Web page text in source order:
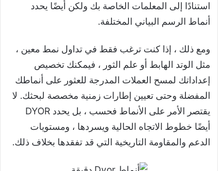
استنادًا إلى المعلمات الخاصة بك ولكن أيضًا يحدد
أنماط الرسم البياني المختلفة.
ومع ذلك ، إذا كنت ترغب فقط في تداول نمط معين ،
مثل الوتد الهابط أو علم الثور ، فيمكنك تخصيص
إعداداتك لمسح العملات المدرجة للعثور على أنماطك
المفضلة وحتى تعيين إطارات زمنية مخصصة لبحثك. لا
يقتصر الأمر على الأنماط فحسب ، بل يحدد DYOR
أيضًا خطوط الاتجاه الحالية ويسردها ، ومستويات
الدعم والمقاومة التاريخية التي قد تفقدها بخلاف ذلك.